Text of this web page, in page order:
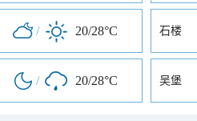
/ 20/28°C 石楼
/ 20/28°C 吴堡